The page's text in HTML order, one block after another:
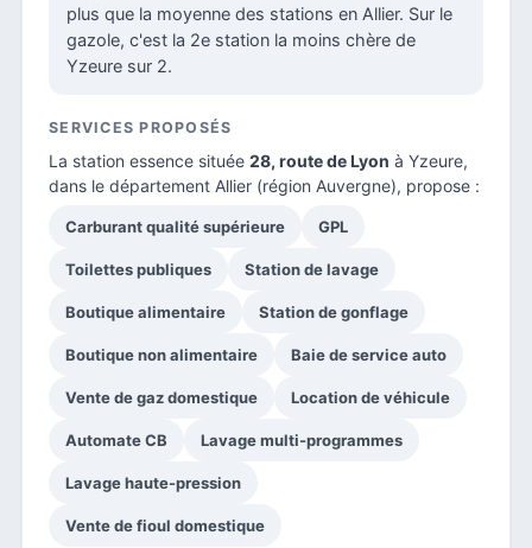
plus que la moyenne des stations en Allier. Sur le
gazole, c'est la 2e station la moins chère de
Yzeure sur 2.
SERVICES PROPOSÉS
La station essence située 28, route de Lyon à Yzeure,
dans le département Allier (région Auvergne), propose :
Carburant qualité supérieure GPL
Toilettes publiques Station de lavage
Boutique alimentaire Station de gonflage
Boutique non alimentaire Baie de service auto
Vente de gaz domestique Location de véhicule
Automate CB Lavage multi-programmes
Lavage haute-pression
Vente de fioul domestique